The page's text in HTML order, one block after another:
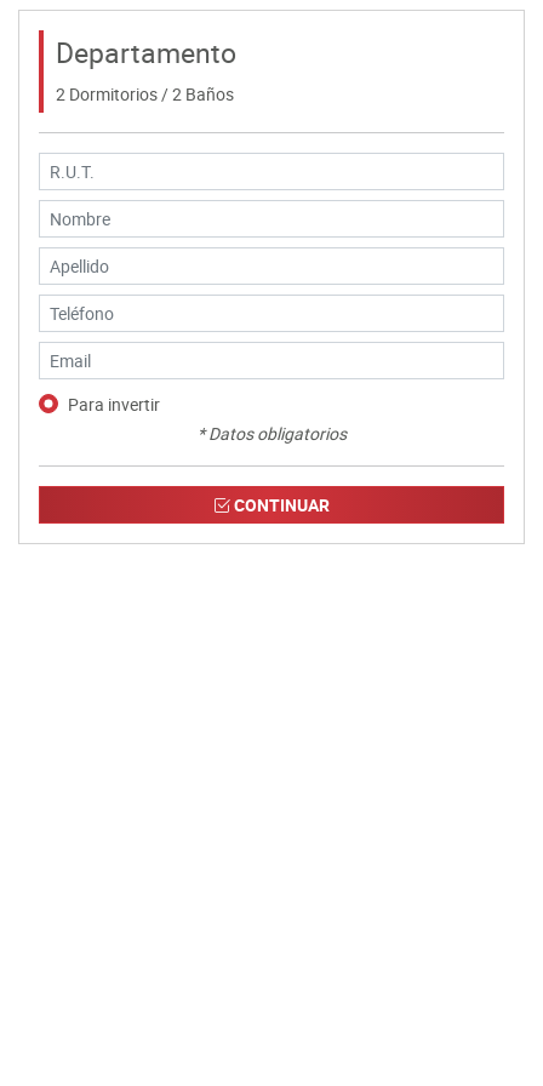
Departamento
2 Dormitorios / 2 Baños
Para invertir
* Datos obligatorios
CONTINUAR